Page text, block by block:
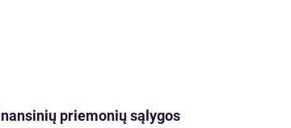
priemonių sąlygos